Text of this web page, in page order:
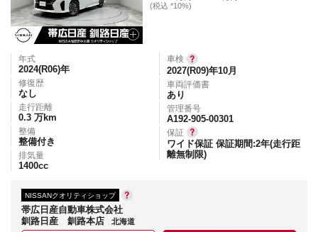
(税込 *10%)
年式
2024(R06)年
修復歴
なし
走行距離
0.3 万km
整備
整備付き
排気量
1400cc
車検
2027(R09)年10月
車両評価書
あり
管理番号
A192-905-00301
保証
ワイド保証 保証期間:2年(走行距
離無制限)
NISSANクオリティショップ
帯広日産自動車株式会社
釧路日産 釧路本店
北海道